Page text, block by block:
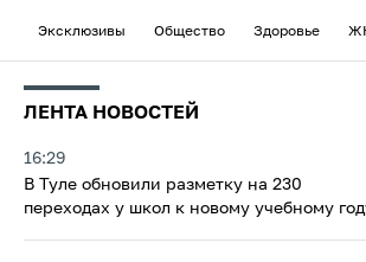
Эксклюзивы Общество Здоровье
ЛЕНТА НОВОСТЕЙ
16:29
В Туле обновили разметку на 230
переходах у школ к новому учебному